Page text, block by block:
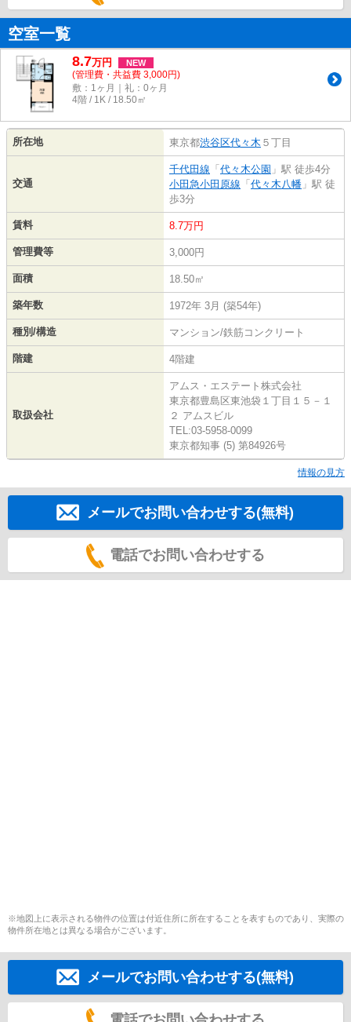
空室一覧
8.7万円 NEW
(管理費・共益費 3,000円)
敷：1ヶ月｜礼：0ヶ月
4階 / 1K / 18.50㎡
所在地 東京都渋谷区代々木 ５丁目
交通
千代田線 「 代々木公園 」駅 徒歩4分
小田急小田原線 「 代々木八幡 」駅 徒
歩3分
賃料 8.7万円
管理費等 3,000円
面積 18.50㎡
築年数 1972年 3月 (築54年)
種別/構造 マンション/鉄筋コンクリート
階建 4階建
取扱会社
アムス・エステート株式会社
東京都豊島区東池袋１丁目１５－１
２ アムスビル
TEL:03-5958-0099
東京都知事 (5) 第84926号
情報の見方
メールでお問い合わせする(無料)
電話でお問い合わせする
※地図上に表示される物件の位置は付近住所に所在することを表すものであり、実際の
物件所在地とは異なる場合がございます。
メールでお問い合わせする(無料)